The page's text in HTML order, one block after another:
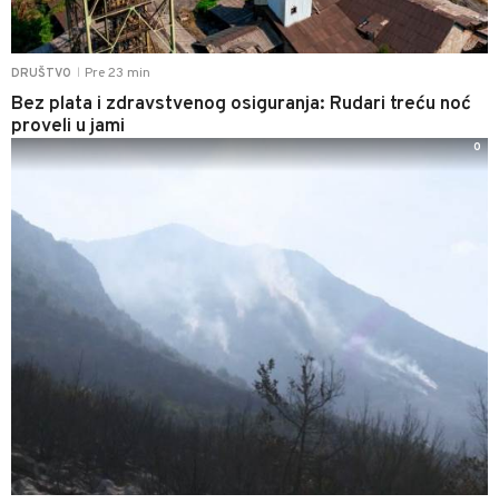
DRUŠTVO Pre 23 min
Bez plata i zdravstvenog osiguranja: Rudari treću noć
proveli u jami
0